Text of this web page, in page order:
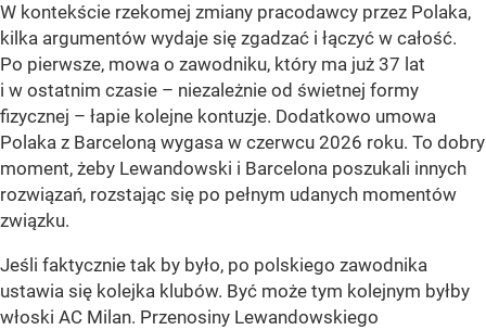
W kontekście rzekomej zmiany pracodawcy przez Polaka,
kilka argumentów wydaje się zgadzać i łączyć w całość.
Po pierwsze, mowa o zawodniku, który ma już 37 lat
i w ostatnim czasie – niezależnie od świetnej formy
fizycznej – łapie kolejne kontuzje. Dodatkowo umowa
Polaka z Barceloną wygasa w czerwcu 2026 roku. To dobry
moment, żeby Lewandowski i Barcelona poszukali innych
rozwiązań, rozstając się po pełnym udanych momentów
związku.
Jeśli faktycznie tak by było, po polskiego zawodnika
ustawia się kolejka klubów. Być może tym kolejnym byłby
włoski AC Milan. Przenosiny Lewandowskiego